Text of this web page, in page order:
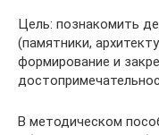
Цель: познакомить
(памятники,
формирование и
В методическом